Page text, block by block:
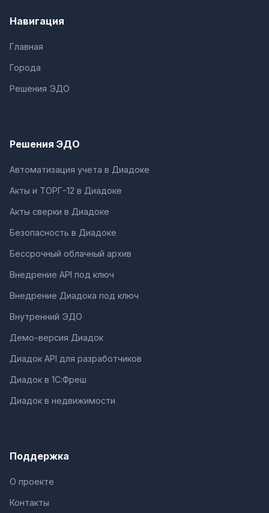
Навигация
Главная
Города
Решения ЭДО
Решения ЭДО
Автоматизация учета в Диадоке
Акты и ТОРГ-12 в Диадоке
Акты сверки в Диадоке
Безопасность в Диадоке
Бессрочный облачный архив
Внедрение API под ключ
Внедрение Диадока под ключ
Внутренний ЭДО
Демо-версия Диадок
Диадок API для разработчиков
Диадок в 1С:Фреш
Диадок в недвижимости
Поддержка
О проекте
Контакты